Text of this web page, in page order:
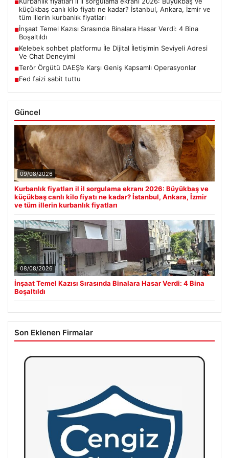
■
küçükbaş canlı kilo fiyatı ne kadar? İstanbul, Ankara, İzmir ve
tüm illerin kurbanlık fiyatları
■İnşaat Temel Kazısı Sırasında Binalara Hasar Verdi: 4 Bina
Boşaltıldı
■Kelebek sohbet platformu İle Dijital İletişimin Seviyeli Adresi
Ve Chat Deneyimi
■Terör Örgütü DAEŞ’e Karşı Geniş Kapsamlı Operasyonlar
■Fed faizi sabit tuttu
Güncel
09/08/2026
Kurbanlık fiyatları il il sorgulama ekranı 2026: Büyükbaş ve
küçükbaş canlı kilo fiyatı ne kadar? İstanbul, Ankara, İzmir
ve tüm illerin kurbanlık fiyatları
08/08/2026
İnşaat Temel Kazısı Sırasında Binalara Hasar Verdi: 4 Bina
Boşaltıldı
Son Eklenen Firmalar